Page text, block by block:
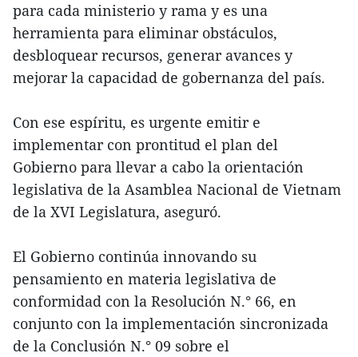
para cada ministerio y rama y es una
herramienta para eliminar obstáculos,
desbloquear recursos, generar avances y
mejorar la capacidad de gobernanza del país.
Con ese espíritu, es urgente emitir e
implementar con prontitud el plan del
Gobierno para llevar a cabo la orientación
legislativa de la Asamblea Nacional de Vietnam
de la XVI Legislatura, aseguró.
El Gobierno continúa innovando su
pensamiento en materia legislativa de
conformidad con la Resolución N.° 66, en
conjunto con la implementación sincronizada
de la Conclusión N.° 09 sobre el